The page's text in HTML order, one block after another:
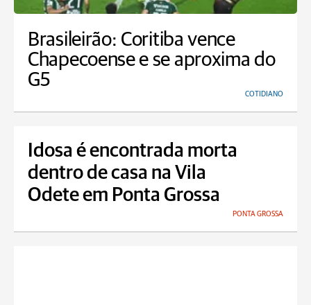
Brasileirão: Coritiba vence
Chapecoense e se aproxima do
G5
COTIDIANO
Idosa é encontrada morta
dentro de casa na Vila
Odete em Ponta Grossa
PONTA GROSSA